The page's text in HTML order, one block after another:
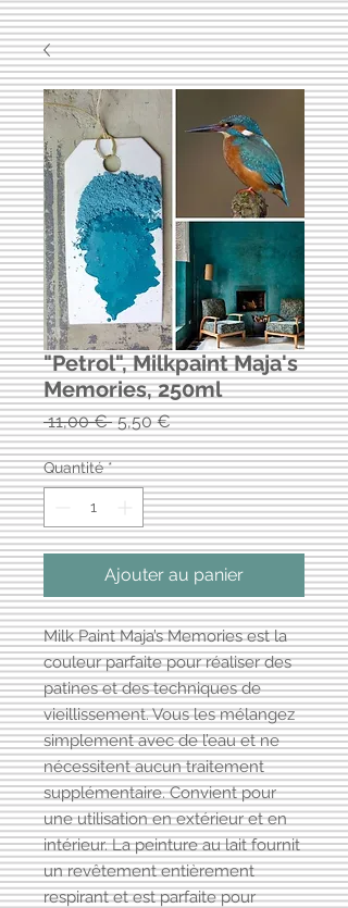
"Petrol", Milkpaint Maja's
Memories, 250ml
11,00 € Prix
original
5,50 €Prix
promotionnel
Quantité *
Ajouter au panier
Milk Paint Maja’s Memories est la
couleur parfaite pour réaliser des
patines et des techniques de
vieillissement. Vous les mélangez
simplement avec de l’eau et ne
nécessitent aucun traitement
supplémentaire. Convient pour
une utilisation en extérieur et en
intérieur. La peinture au lait fournit
un revêtement entièrement
respirant et est parfaite pour